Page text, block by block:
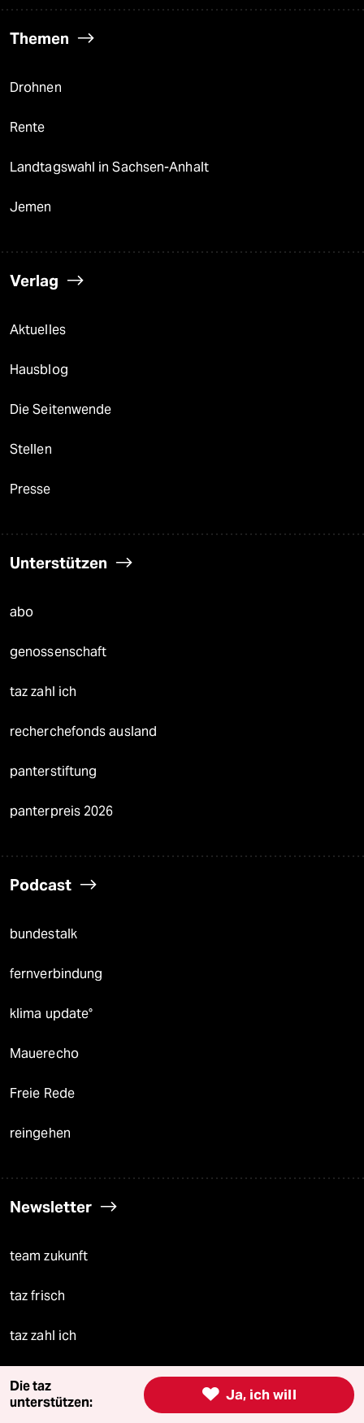
Themen
Drohnen
Rente
Landtagswahl in Sachsen-Anhalt
Jemen
Verlag
Aktuelles
Hausblog
Die Seitenwende
Stellen
Presse
Unterstützen
abo
genossenschaft
taz zahl ich
recherchefonds ausland
panterstiftung
panterpreis 2026
Podcast
bundestalk
fernverbindung
klima update°
Mauerecho
Freie Rede
reingehen
Newsletter
team zukunft
taz frisch
taz zahl ich
 Ja, ich will
Die taz
unterstützen: